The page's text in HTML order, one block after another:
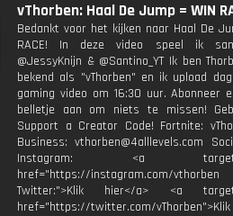
vThorben: Haal De Jump = WIN
Bedankt voor het kijken naar Haal De
RACE! In deze video speel ik
@JessyKnijn & @Santino_YT Ik ben
bekend als "vThorben" en ik upload
gaming video om 16:30 uur. Abonneer
belletje aan om niets te missen!
Support a Creator Code! Fortnite:
Business: vthorben@4alllevels.com
Instagram: <a
href="https://instagram.com/vthorben
Twitter:">Klik hier</a> <a
href="https://twitter.com/